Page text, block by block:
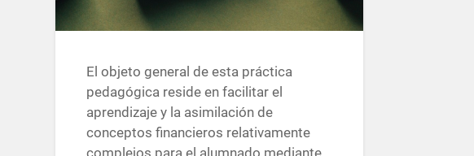
El objeto general de esta práctica
pedagógica reside en facilitar el
aprendizaje y la asimilación de
conceptos financieros relativamente
complejos para el alumnado mediante